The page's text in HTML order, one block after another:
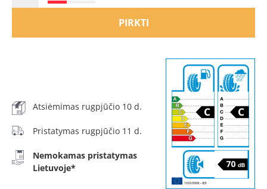
PIRKTI
Atsiėmimas rugpjūčio 10 d.
Pristatymas rugpjūčio 11 d.
Nemokamas pristatymas
Lietuvoje*